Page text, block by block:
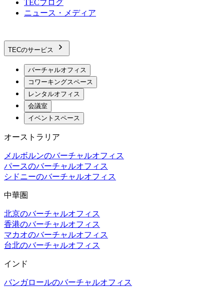
TECブログ
ニュース・メディア
TECのサービス
バーチャルオフィス
コワーキングスペース
レンタルオフィス
会議室
イベントスペース
オーストラリア
メルボルンのバーチャルオフィス
パースのバーチャルオフィス
シドニーのバーチャルオフィス
中華圏
北京のバーチャルオフィス
香港のバーチャルオフィス
マカオのバーチャルオフィス
台北のバーチャルオフィス
インド
バンガロールのバーチャルオフィス